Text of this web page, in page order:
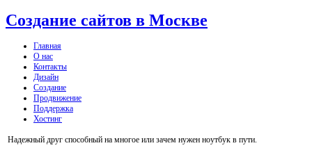
Создание сайтов в Москве
Главная
О нас
Контакты
Дизайн
Создание
Продвижение
Поддержка
Хостинг
Надежный друг способный на многое или зачем нужен ноутбук в пути.